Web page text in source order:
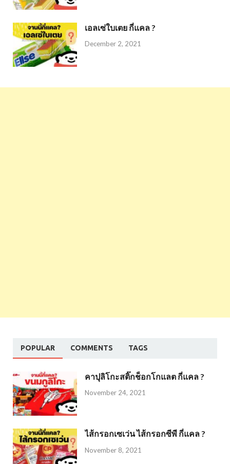
เอลเซ่ใบเตย กี่แคล ?
December 2, 2021
POPULAR COMMENTS TAGS
คาปุลิโกะสติ๊กช็อกโกแลต กี่แคล ?
November 24, 2021
ไส้กรอกเซเว่น ไส้กรอกซีพี กี่แคล ?
November 8, 2021